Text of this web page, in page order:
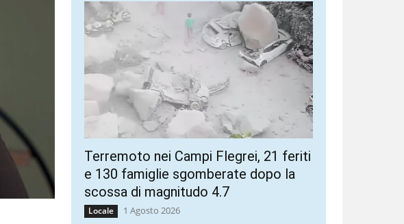
Terremoto nei Campi Flegrei, 21 feriti
e 130 famiglie sgomberate dopo la
scossa di magnitudo 4.7
Locale 1 Agosto 2026